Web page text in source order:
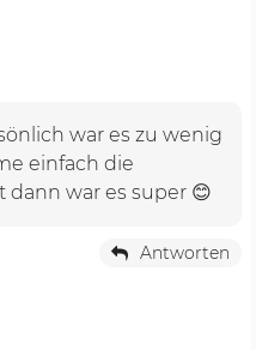
war es zu wenig
einfach die
war es super 😊
Antworten